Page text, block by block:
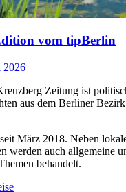
vom tipBerlin
2026
Zeitung ist
aus dem Berliner
März 2018. Neben
werden auch allgemeine
behandelt.